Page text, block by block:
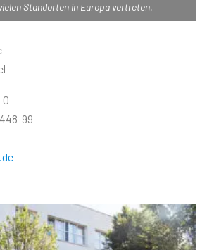
Standorten in Europa vertreten.
0
99